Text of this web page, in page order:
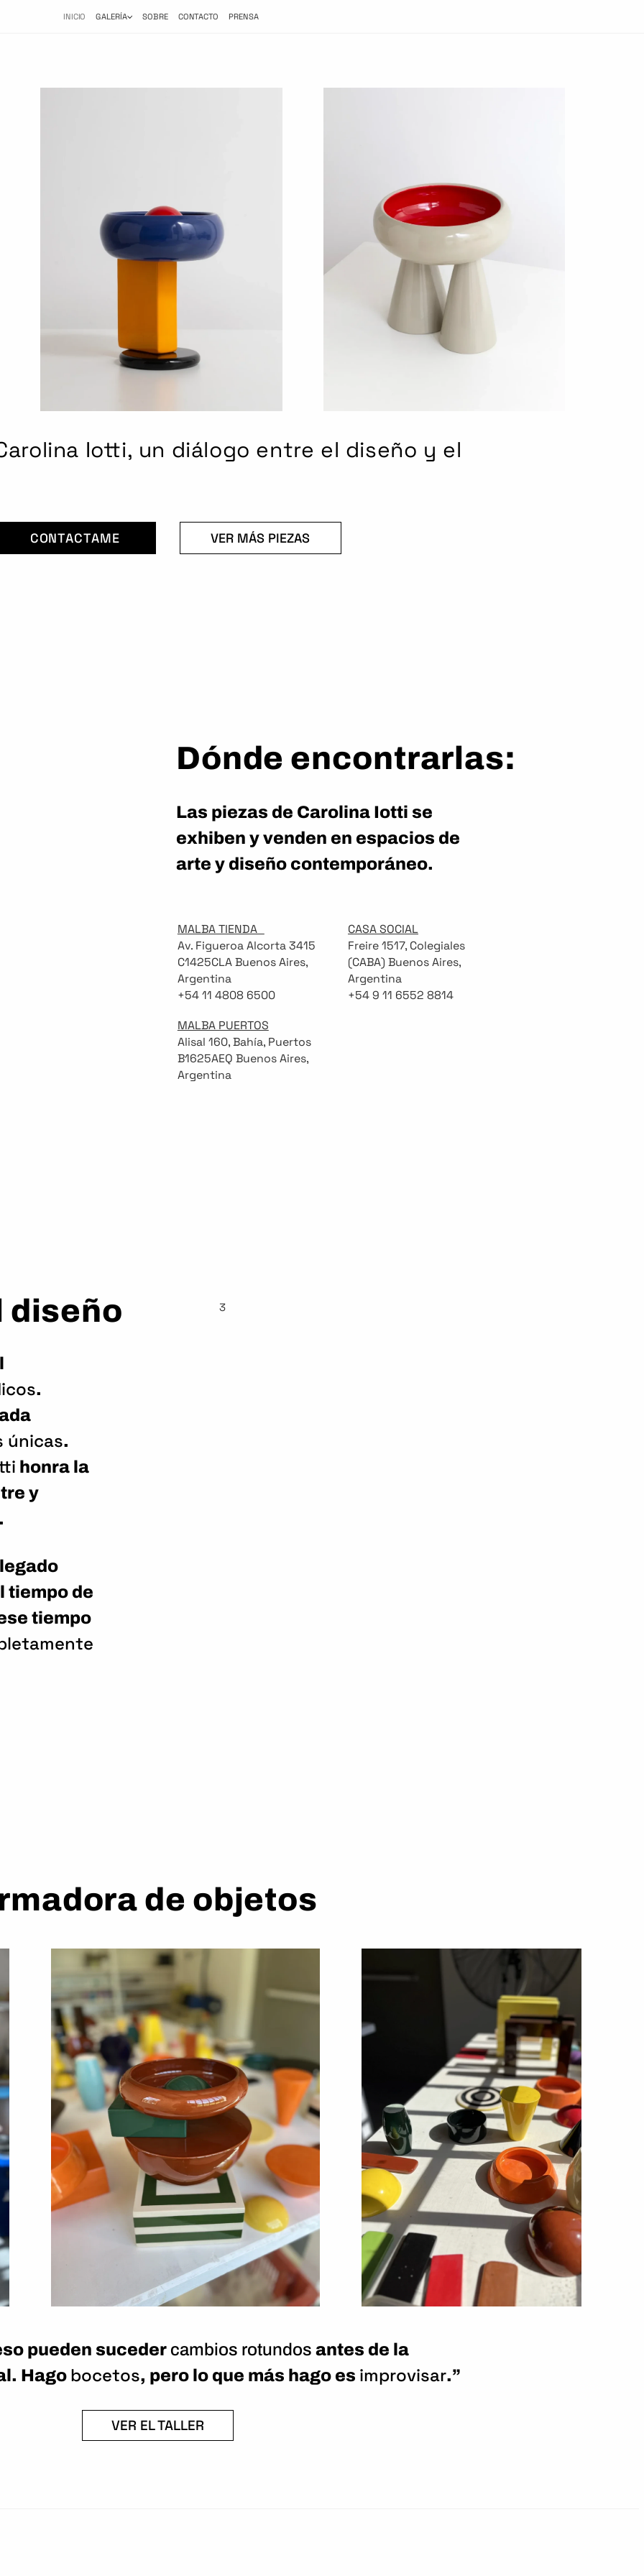
INICIO GALERÍA SOBRE CONTACTO PRENSA
Iotti, un diálogo entre el diseño y el
CONTACTAME VER MÁS PIEZAS
Dónde encontrarlas:
Las piezas de Carolina Iotti se
exhiben y venden en espacios de
arte y diseño contemporáneo.
MALBA TIENDA
Av. Figueroa Alcorta 3415
C1425CLA Buenos Aires,
Argentina
+54 11 4808 6500
MALBA PUERTOS
Alisal 160, Bahía, Puertos
B1625AEQ Buenos Aires,
Argentina
CASA SOCIAL
Freire 1517, Colegiales
(CABA) Buenos Aires,
Argentina
+54 9 11 6552 8814
diseño
.
únicas.
honra la
y
tiempo de
tiempo
3
de objetos
pueden suceder cambios rotundos antes de la
Hago bocetos, pero lo que más hago es improvisar.”
VER EL TALLER